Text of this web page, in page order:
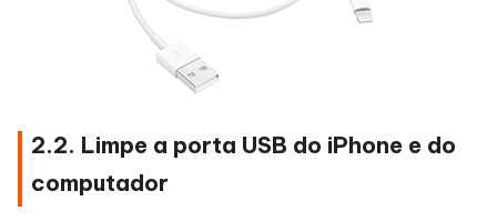
2.2. Limpe a porta USB do iPhone e do
computador